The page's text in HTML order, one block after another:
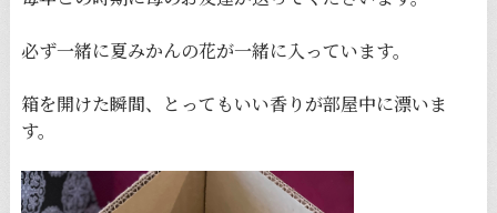
必ず一緒に夏みかんの花が一緒に入っています。
箱を開けた瞬間、とってもいい香りが部屋中に漂いま
す。